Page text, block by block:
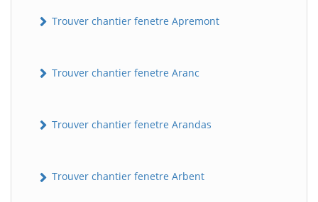
Trouver chantier fenetre Apremont
Trouver chantier fenetre Aranc
Trouver chantier fenetre Arandas
Trouver chantier fenetre Arbent